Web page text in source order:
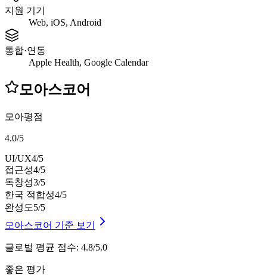
지원 기기
Web, iOS, Android
통합·연동
Apple Health, Google Calendar
모아스코어
모아평점
4.0/5
UI/UX4/5
접근성4/5
독창성3/5
한국 적합성4/5
완성도5/5
모아스코어 기준 보기
글로벌 평균 점수: 4.8/5.0
좋은 평가